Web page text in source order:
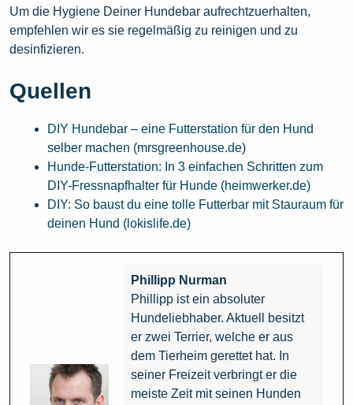
Um die Hygiene Deiner Hundebar aufrechtzuerhalten,
empfehlen wir es sie regelmäßig zu reinigen und zu
desinfizieren.
Quellen
DIY Hundebar – eine Futterstation für den Hund
selber machen (mrsgreenhouse.de)
Hunde-Futterstation: In 3 einfachen Schritten zum
DIY-Fressnapfhalter für Hunde (heimwerker.de)
DIY: So baust du eine tolle Futterbar mit Stauraum für
deinen Hund (lokislife.de)
Phillipp Nurman
Phillipp ist ein absoluter
Hundeliebhaber. Aktuell besitzt
er zwei Terrier, welche er aus
dem Tierheim gerettet hat. In
seiner Freizeit verbringt er die
meiste Zeit mit seinen Hunden